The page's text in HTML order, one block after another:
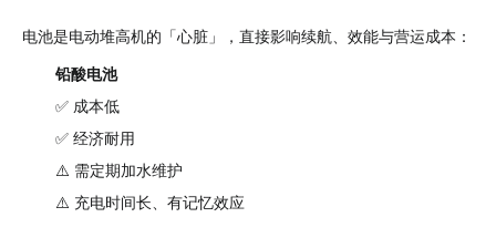
电池是电动堆高机的「心脏」，直接影响续航、效能与营运成本：
铅酸电池
✅ 成本低
✅ 经济耐用
⚠️ 需定期加水维护
⚠️ 充电时间长、有记忆效应